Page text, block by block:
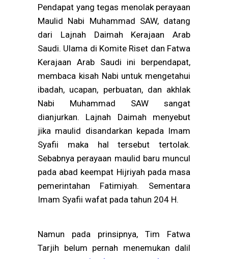
Pendapat yang tegas menolak perayaan
Maulid Nabi Muhammad SAW, datang
dari Lajnah Daimah Kerajaan Arab
Saudi. Ulama di Komite Riset dan Fatwa
Kerajaan Arab Saudi ini berpendapat,
membaca kisah Nabi untuk mengetahui
ibadah, ucapan, perbuatan, dan akhlak
Nabi Muhammad SAW sangat
dianjurkan. Lajnah Daimah menyebut
jika maulid disandarkan kepada Imam
Syafii maka hal tersebut tertolak.
Sebabnya perayaan maulid baru muncul
pada abad keempat Hijriyah pada masa
pemerintahan Fatimiyah. Sementara
Imam Syafii wafat pada tahun 204 H.
Namun pada prinsipnya, Tim Fatwa
Tarjih belum pernah menemukan dalil